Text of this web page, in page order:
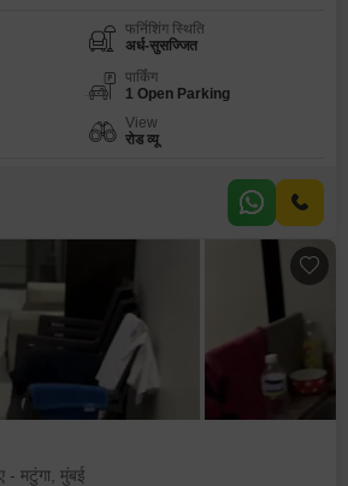
फर्निशिंग स्थिति
अर्ध-सुसज्जित
पार्किंग
1 Open Parking
View
रोड व्यू
- मटुंगा, मुंबई